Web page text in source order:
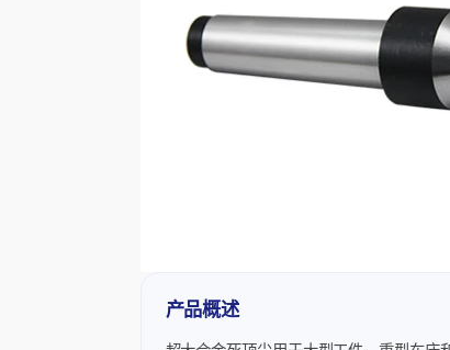
产品概述